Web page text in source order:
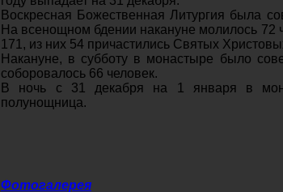
Воскресная Божественная Литургия была
На всенощном бдении накануне молилось 72
171, из них 54 причастились Святых
Накануне, в субботу в монастыре было
соборовалось 66 человек.
В ночь с 31 декабря на 1 января в
полунощница.
Фотогалерея